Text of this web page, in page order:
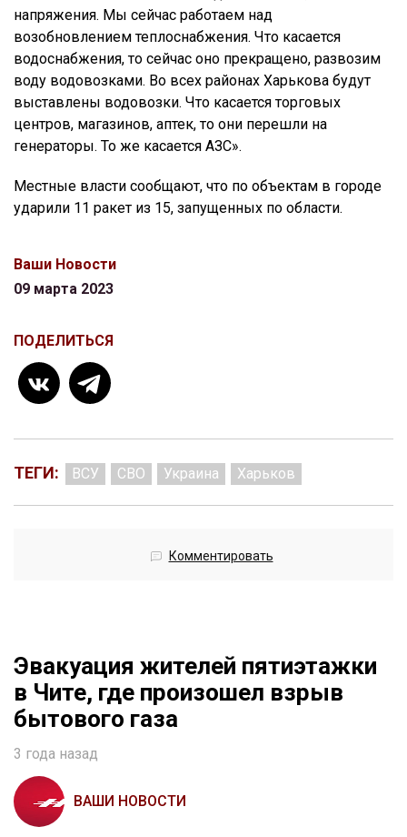
напряжения. Мы сейчас работаем над
возобновлением теплоснабжения. Что касается
водоснабжения, то сейчас оно прекращено, развозим
воду водовозками. Во всех районах Харькова будут
выставлены водовозки. Что касается торговых
центров, магазинов, аптек, то они перешли на
генераторы. То же касается АЗС».
Местные власти сообщают, что по объектам в городе
ударили 11 ракет из 15, запущенных по области.
Ваши Новости
09 марта 2023
ПОДЕЛИТЬСЯ
ТЕГИ: ВСУ СВО Украина Харьков
Комментировать
Эвакуация жителей пятиэтажки
в Чите, где произошел взрыв
бытового газа
3 года назад
ВАШИ НОВОСТИ